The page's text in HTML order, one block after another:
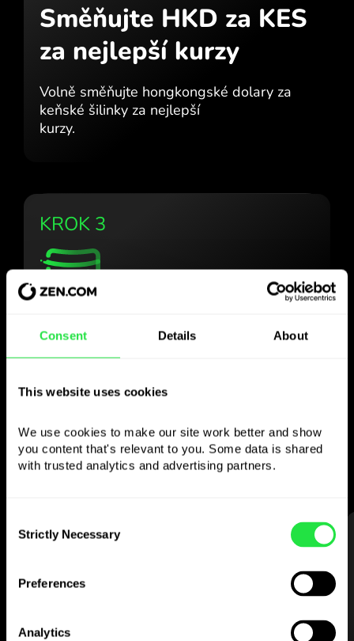
Consent Details About
This website uses cookies
We use cookies to make our site work better and show
you content that's relevant to you. Some data is shared
with trusted analytics and advertising partners.
Selection
Strictly Necessary
Preferences
Analytics
Směňujte HKD za KES
za nejlepší kurzy
Volně směňujte hongkongské dolary za
keňské šilinky za nejlepší
kurzy.
KROK 3
Použijte zvolenou
měnu
jak chcete
Posílejte peníze do zahraničí,
vybírejte z bankomatů bez
provize, plaťte vícemenovou kartou
KROK 1